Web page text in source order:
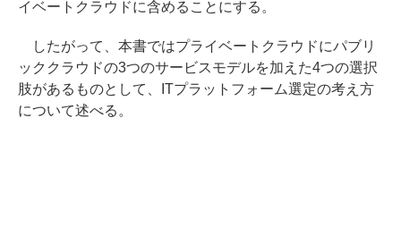
イベートクラウドに含めることにする。
したがって、本書ではプライベートクラウドにパブリ
ッククラウドの3つのサービスモデルを加えた4つの選択
肢があるものとして、ITプラットフォーム選定の考え方
について述べる。